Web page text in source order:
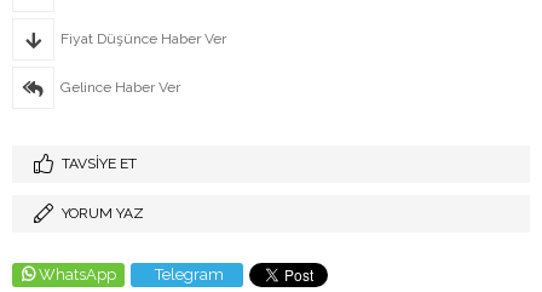
Fiyat Düşünce Haber Ver
Gelince Haber Ver
TAVSIYE ET
YORUM YAZ
WhatsApp Telegram